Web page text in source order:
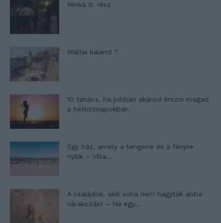
Minka 9. rész
Máltai kaland 7.
10 tanács, ha jobban akarod érezni magad
a hétköznapokban
Egy ház, amely a tengerre és a fényre
nyílik – Villa...
A családok, akik soha nem hagyták abba
várakozást – Ha egy...